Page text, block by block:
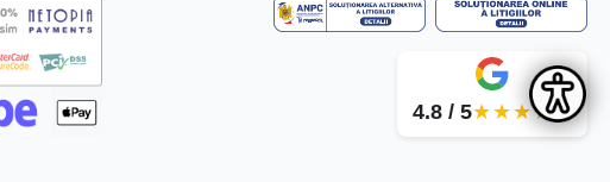
4.8 / 5★★★★★